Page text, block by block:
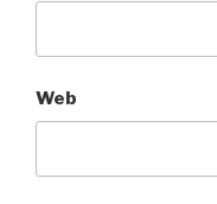
Web